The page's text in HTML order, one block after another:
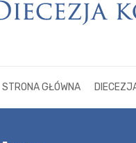
STRONA GŁÓWNA